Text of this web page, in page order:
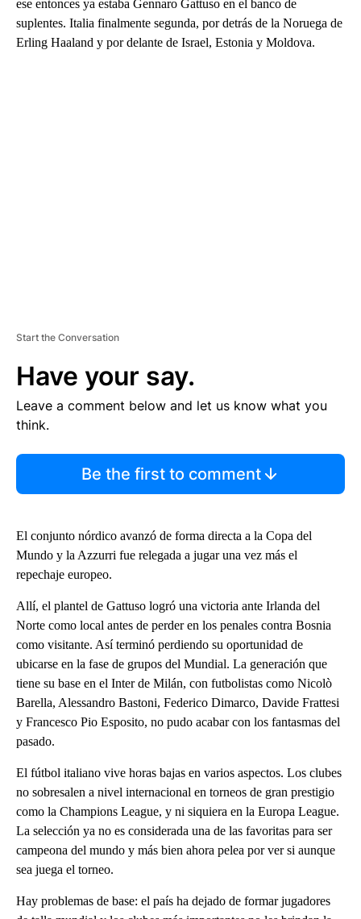
ese entonces ya estaba Gennaro Gattuso en el banco de
suplentes. Italia finalmente segunda, por detrás de la Noruega de
Erling Haaland y por delante de Israel, Estonia y Moldova.
Start the Conversation
Have your say.
Leave a comment below and let us know what you
think.
Be the first to comment
El conjunto nórdico avanzó de forma directa a la Copa del
Mundo y la Azzurri fue relegada a jugar una vez más el
repechaje europeo.
Allí, el plantel de Gattuso logró una victoria ante Irlanda del
Norte como local antes de perder en los penales contra Bosnia
como visitante. Así terminó perdiendo su oportunidad de
ubicarse en la fase de grupos del Mundial. La generación que
tiene su base en el Inter de Milán, con futbolistas como Nicolò
Barella, Alessandro Bastoni, Federico Dimarco, Davide Frattesi
y Francesco Pio Esposito, no pudo acabar con los fantasmas del
pasado.
El fútbol italiano vive horas bajas en varios aspectos. Los clubes
no sobresalen a nivel internacional en torneos de gran prestigio
como la Champions League, y ni siquiera en la Europa League.
La selección ya no es considerada una de las favoritas para ser
campeona del mundo y más bien ahora pelea por ver si aunque
sea juega el torneo.
Hay problemas de base: el país ha dejado de formar jugadores